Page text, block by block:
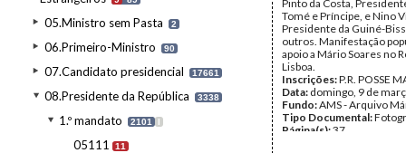
05.Ministro sem Pasta 2
06.Primeiro-Ministro 90
07.Candidato presidencial 17661
08.Presidente da República 3338
1.º mandato 2101 I
05111 11
Pinto da Costa,
Tomé e Príncipe, e Nino
Presidente da Guiné-
outros. Manifestação
apoio a Mário Soares no
Lisboa.
Inscrições:P.R. POSSE
Data: domingo, 9 de
Fundo:AMS - Arquivo
Tipo Documental:
Página(s):37